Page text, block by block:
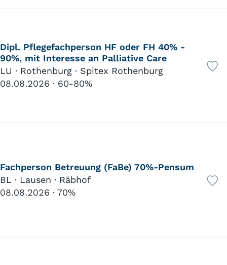
Dipl. Pflegefachperson HF oder FH 40% -
90%, mit Interesse an Palliative Care
LU · Rothenburg · Spitex Rothenburg
08.08.2026
60-80%
Fachperson Betreuung (FaBe) 70%-Pensum
BL · Lausen · Räbhof
08.08.2026
70%